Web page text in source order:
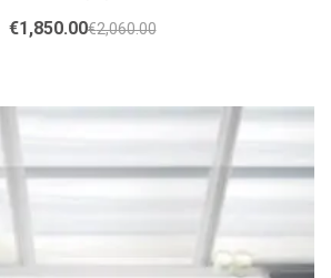
€2,060.00
€1,850.00